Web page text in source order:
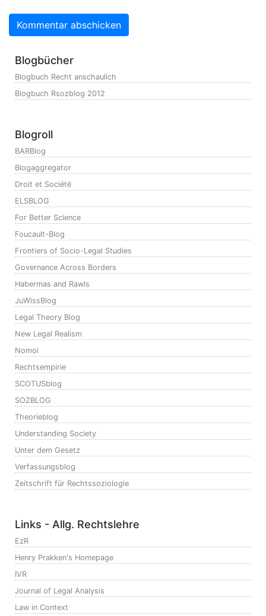
Blogbücher
Blogbuch Recht anschaulich
Blogbuch Rsozblog 2012
Blogroll
BARBlog
Blogaggregator
Droit et Société
ELSBLOG
For Better Science
Foucault-Blog
Frontiers of Socio-Legal Studies
Governance Across Borders
Habermas and Rawls
JuWissBlog
Legal Theory Blog
New Legal Realism
Nomoi
Rechtsempirie
SCOTUSblog
SOZBLOG
Theorieblog
Understanding Society
Unter dem Gesetz
Verfassungsblog
Zeitschrift für Rechtssoziologie
Links - Allg. Rechtslehre
EzR
Henry Prakken's Homepage
IVR
Journal of Legal Analysis
Law in Context